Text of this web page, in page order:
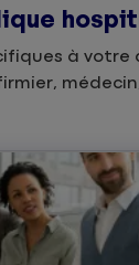
à